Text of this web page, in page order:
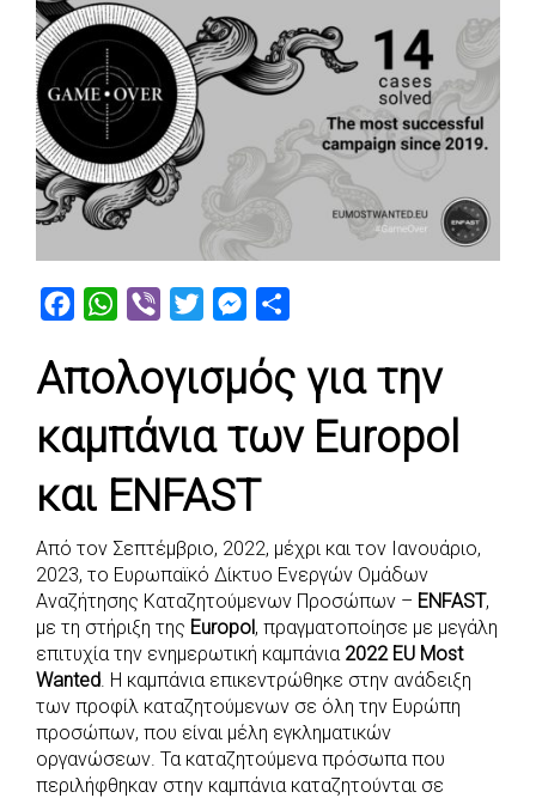
c
b
o
W
a
s
p
p
b
r
i
t
r
s
e
e
r
a
r
e
Απολογισμός για την
καμπάνια των Europol
και ENFAST
Από τον Σεπτέμβριο, 2022, μέχρι και τον Ιανουάριο,
2023, το Ευρωπαϊκό Δίκτυο Ενεργών Ομάδων
Αναζήτησης Καταζητούμενων Προσώπων – ENFAST,
με τη στήριξη της Europol, πραγματοποίησε με μεγάλη
επιτυχία την ενημερωτική καμπάνια 2022 EU Most
Wanted. Η καμπάνια επικεντρώθηκε στην ανάδειξη
των προφίλ καταζητούμενων σε όλη την Ευρώπη
προσώπων, που είναι μέλη εγκληματικών
οργανώσεων. Τα καταζητούμενα πρόσωπα που
περιλήφθηκαν στην καμπάνια καταζητούνται σε